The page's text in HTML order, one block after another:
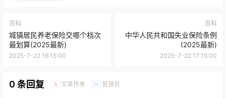
百科
城镇居民养老保险交哪个档次
最划算(2025最新)
2025-7-22 16:15:00
百科
中华人民共和国失业保险条例
(2025最新)
2025-7-22 17:15:00
0 条回复 A 文章作者 M 管理员